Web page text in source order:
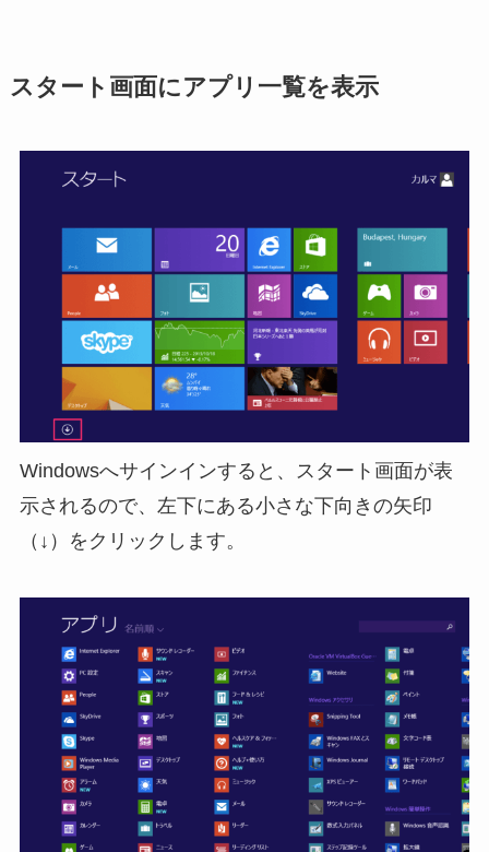
スタート画面にアプリ一覧を表示
Windowsへサインインすると、スタート画面が表
示されるので、左下にある小さな下向きの矢印
（↓）をクリックします。